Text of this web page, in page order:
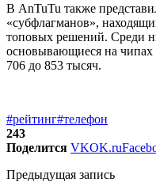
В AnTuTu также
«субфлагманов»,
топовых решений. Среди
основывающиеся на
706 до 853 тысяч.
#рейтинг#телефон
243
Поделится VKOK.ru
Предыдущая запись